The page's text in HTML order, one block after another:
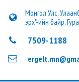
Монгол Улс,
эрх"-ийн байр,
7509-1188